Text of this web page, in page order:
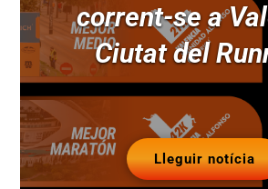
corrent-se a
Ciutat del
Lleguir notícia